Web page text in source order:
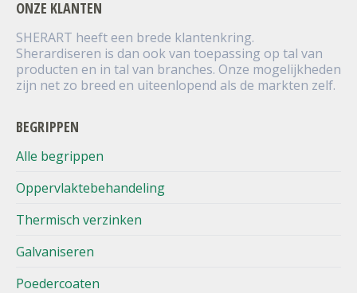
ONZE KLANTEN
SHERART heeft een brede klantenkring.
Sherardiseren is dan ook van toepassing op tal van
producten en in tal van branches. Onze mogelijkheden
zijn net zo breed en uiteenlopend als de markten zelf.
BEGRIPPEN
Alle begrippen
Oppervlaktebehandeling
Thermisch verzinken
Galvaniseren
Poedercoaten